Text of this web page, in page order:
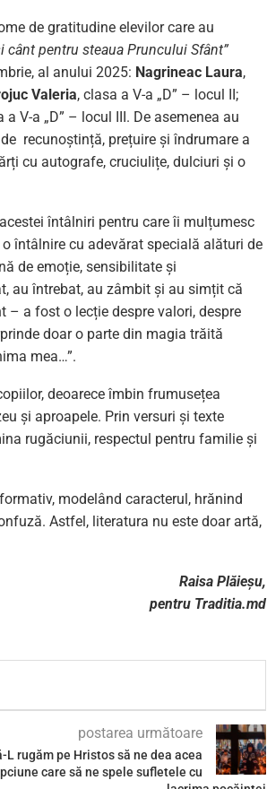
de gratitudine elevilor care au
cânt pentru steaua Pruncului Sfânt”
al anului 2025: Nagrineac Laura,
Valeria, clasa a V-a „D” – locul II;
a V-a „D” – locul III. De asemenea au
recunoștință, prețuire și îndrumare a
cu autografe, cruciulițe, dulciuri și o
întâlniri pentru care îi mulțumesc
întâlnire cu adevărat specială alături de
de emoție, sensibilitate și
au întrebat, au zâmbit și au simțit că
– a fost o lecție despre valori, despre
doar o parte din magia trăită
mea…”.
deoarece îmbin frumusețea
și aproapele. Prin versuri și texte
rugăciunii, respectul pentru familie și
modelând caracterul, hrănind
Astfel, literatura nu este doar artă,
Raisa Plăieșu,
pentru Traditia.md
postarea următoare
L rugăm pe Hristos să ne dea acea
care să ne spele sufletele cu